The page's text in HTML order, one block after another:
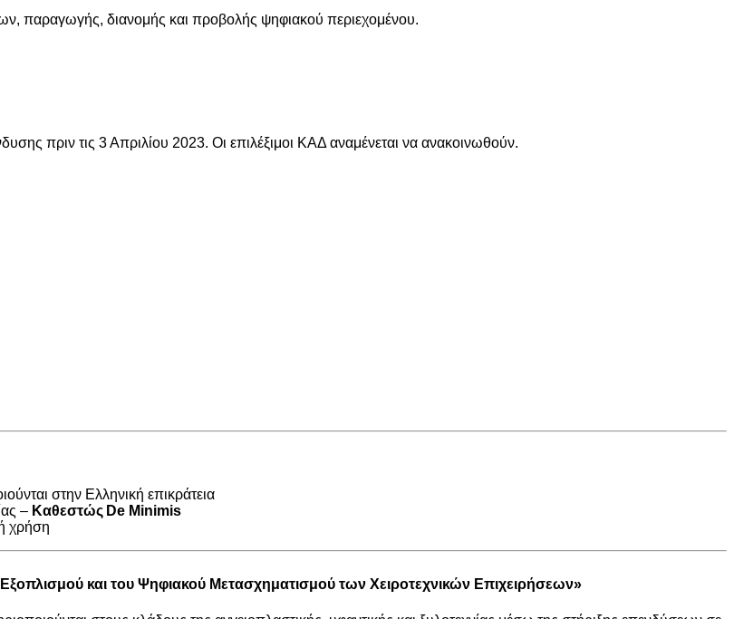
παραγωγής, διανομής και προβολής ψηφιακού περιεχομένου.
πριν τις 3 Απριλίου 2023. Οι επιλέξιμοι ΚΑΔ αναμένεται να ανακοινωθούν.
στην Ελληνική επικράτεια
– Καθεστώς De Minimis
χρήση
και του Ψηφιακού Μετασχηματισμού των Χειροτεχνικών Επιχειρήσεων»